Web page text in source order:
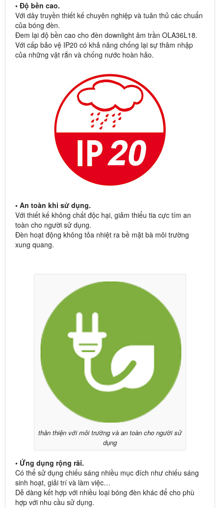
• Độ bền cao.
Với dây truyền thiết kế chuyên nghiệp và tuân thủ các chuẩn
của bóng đèn.
Đem lại độ bền cao cho đèn downlight âm trần OLA36L18.
Với cấp bảo vệ IP20 có khả năng chống lại sự thâm nhập
của những vật rắn và chống nước hoàn hảo.
• An toàn khi sử dụng.
Với thiết kế không chất độc hại, giảm thiểu tia cực tím an
toàn cho người sử dụng.
Đèn hoạt động không tỏa nhiệt ra bề mặt bà môi trường
xung quang.
thân thiện với môi trường và an toàn cho người sử
dụng
• Ứng dụng rộng rãi.
Có thể sử dụng chiếu sáng nhiều mục đích như chiếu sáng
sinh hoạt, giải trí và làm việc…
Dễ dàng kết hợp với nhiều loại bóng đèn khác để cho phù
hợp với nhu cầu sử dụng.